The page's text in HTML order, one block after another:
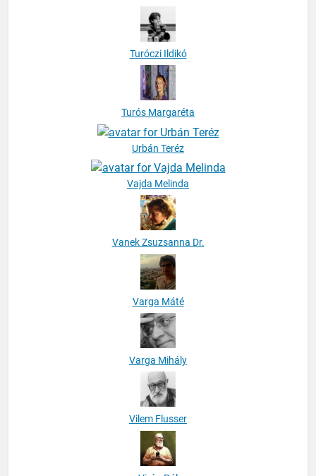
Turóczi Ildikó
Turós Margaréta
Urbán Teréz
Vajda Melinda
Vanek Zsuzsanna Dr.
Varga Máté
Varga Mihály
Vilem Flusser